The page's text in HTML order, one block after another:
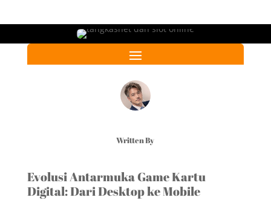
Written By
Evolusi Antarmuka Game Kartu
Digital: Dari Desktop ke Mobile